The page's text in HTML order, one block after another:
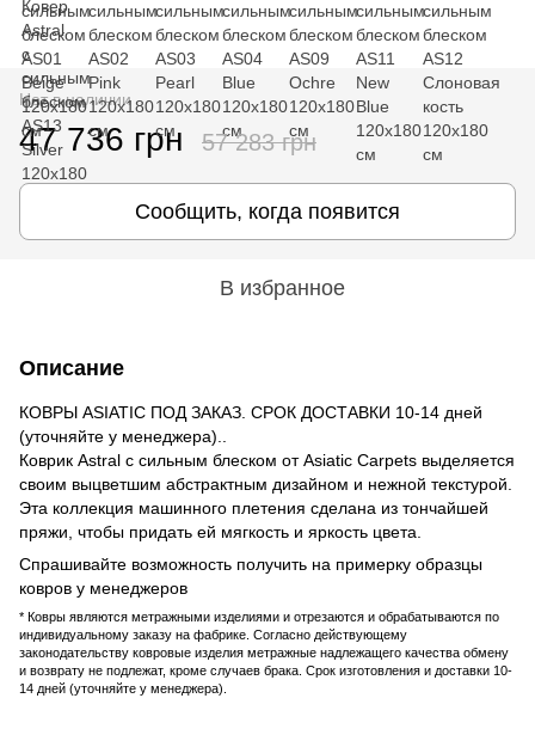
Нет в наличии
47 736 грн 57 283 грн
Сообщить, когда появится
В избранное
Описание
КОВРЫ ASIATIC ПОД ЗАКАЗ. СРОК ДОСТАВКИ 10-14 дней
(уточняйте у менеджера)..
Коврик Astral с сильным блеском от Asiatic Carpets выделяется
своим выцветшим абстрактным дизайном и нежной текстурой.
Эта коллекция машинного плетения сделана из тончайшей
пряжи, чтобы придать ей мягкость и яркость цвета.
Спрашивайте возможность получить на примерку образцы
ковров у менеджеров
* Ковры являются метражными изделиями и отрезаются и обрабатываются по
индивидуальному заказу на фабрике. Согласно действующему
законодательству ковровые изделия метражные надлежащего качества обмену
и возврату не подлежат, кроме случаев брака. Срок изготовления и доставки 10-
14 дней (уточняйте у менеджера).